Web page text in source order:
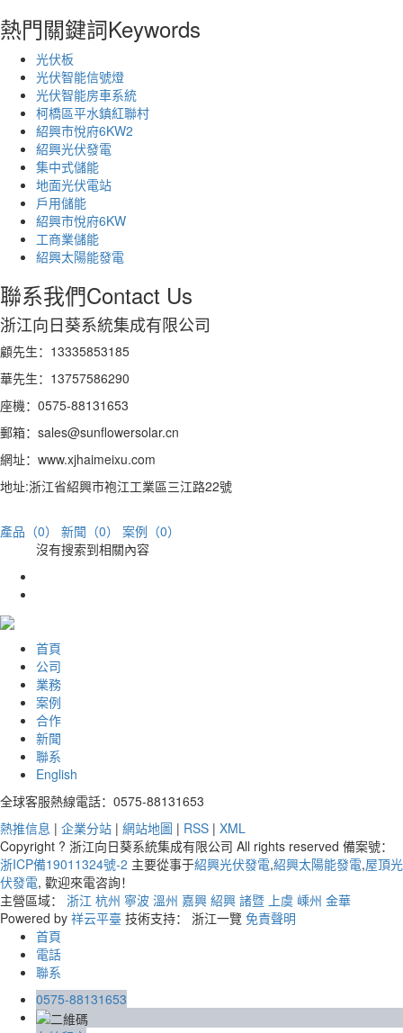
熱門關鍵詞Keywords
光伏板
光伏智能信號燈
光伏智能房車系統
柯橋區平水鎮紅聯村
紹興市悅府6KW2
紹興光伏發電
集中式儲能
地面光伏電站
戶用儲能
紹興市悅府6KW
工商業儲能
紹興太陽能發電
聯系我們Contact Us
浙江向日葵系統集成有限公司
顧先生：13335853185
華先生：13757586290
座機：0575-88131653
郵箱：sales@sunflowersolar.cn
網址：www.xjhaimeixu.com
地址:浙江省紹興市袍江工業區三江路22號
產品（0） 新聞（0）
案例（0）
沒有搜索到相關內容
首頁
公司
業務
案例
合作
新聞
聯系
English
全球客服熱線電話：0575-88131653
熱推信息 | 企業分站 | 網站地圖 | RSS | XML
Copyright ? 浙江向日葵系統集成有限公司 All rights reserved 備案號：
浙ICP備19011324號-2 主要從事于紹興光伏發電,紹興太陽能發電,屋頂光
伏發電, 歡迎來電咨詢！
主營區域： 浙江 杭州 寧波 溫州 嘉興 紹興 諸暨 上虞 嵊州 金華
Powered by 祥云平臺 技術支持： 浙江一覽 免責聲明
首頁
電話
聯系
0575-88131653